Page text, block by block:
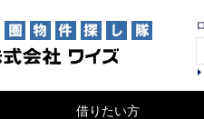
借りたい方